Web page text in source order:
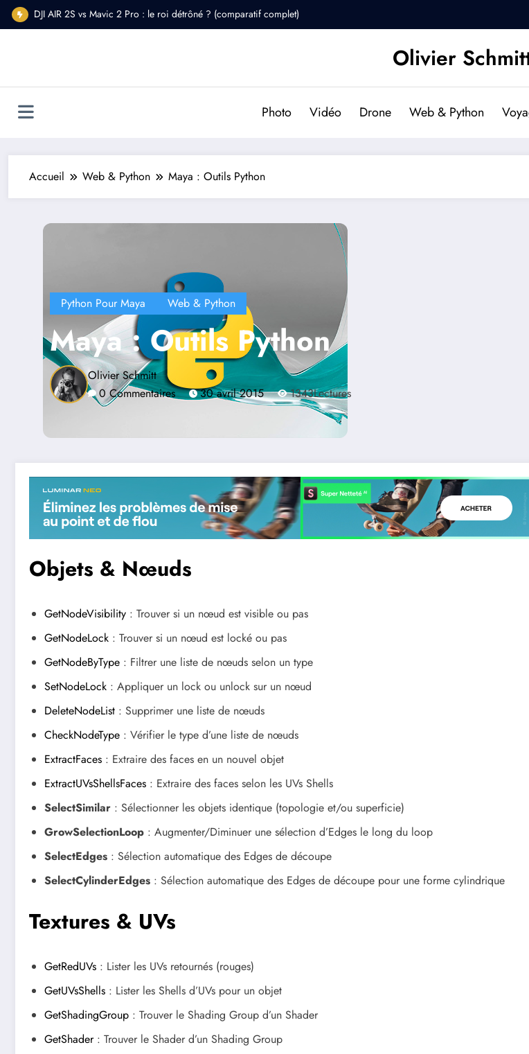
Aller
au
DJI AIR 2S vs Mavic 2 Pro : le roi détrôné ? (comparatif complet)
DJI Osmo Pocket 2 : Est-il fait pour vous ?
Olivier
Photo Vidéo Drone Web & Python
Accueil Web & Python Maya : Outils Python
Python Pour Maya Web & Python
Maya : Outils Python
Olivier Schmitt
0 Commentaires
30 avril 2015 1343Lectures
Objets & Nœuds
GetNodeVisibility : Trouver si un nœud est visible ou pas
GetNodeLock : Trouver si un nœud est locké ou pas
GetNodeByType : Filtrer une liste de nœuds selon un type
SetNodeLock : Appliquer un lock ou unlock sur un nœud
DeleteNodeList : Supprimer une liste de nœuds
CheckNodeType : Vérifier le type d’une liste de nœuds
ExtractFaces : Extraire des faces en un nouvel objet
ExtractUVsShellsFaces : Extraire des faces selon les UVs Shells
SelectSimilar : Sélectionner les objets identique (topologie et/ou superficie)
GrowSelectionLoop : Augmenter/Diminuer une sélection d’Edges le long du loop
SelectEdges : Sélection automatique des Edges de découpe
SelectCylinderEdges : Sélection automatique des Edges de découpe pour une forme cylindrique
Textures & UVs
GetRedUVs : Lister les UVs retournés (rouges)
GetUVsShells : Lister les Shells d’UVs pour un objet
GetShadingGroup : Trouver le Shading Group d’un Shader
GetShader: Trouver le Shader d’un Shading Group